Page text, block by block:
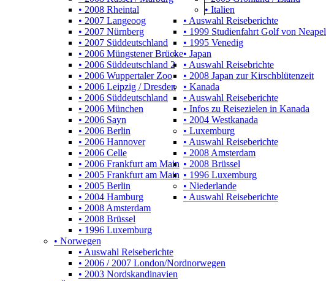
• 2008 Rheintal
• 2007 Langeoog
• 2007 Nürnberg
• 2007 Süddeutschland
• 2006 Müngstener Brücke
• 2006 Süddeutschland 2
• 2006 Wuppertaler Zoo
• 2006 Leipzig / Dresden
• 2006 Süddeutschland
• 2006 München
• 2006 Sayn
• 2006 Berlin
• 2006 Hannover
• 2006 Celle
• 2006 Frankfurt am Main
• 2005 Frankfurt am Main
• 2005 Berlin
• 2004 Hamburg
• Italien
• Auswahl Reiseberichte
• 1999 Studienfahrt Golf von Neapel
• 1995 Venedig
• Japan
• Auswahl Reisebrichte
• 2008 Japan zur Kirschblütenzeit
• Kanada
• Auswahl Reiseberichte
• Infos zu Reisezielen in Kanada
• 2004 Westkanada
• Luxemburg
• Auswahl Reiseberichte
• 2008 Amsterdam
• 2008 Brüssel
• 1996 Luxemburg
• Niederlande
• Auswahl Reiseberichte
• 2008 Amsterdam
• 2008 Brüssel
• 1996 Luxemburg
• Norwegen
• Auswahl Reiseberichte
• 2006 / 2007 London/Nordnorwegen
• 2003 Nordskandinavien